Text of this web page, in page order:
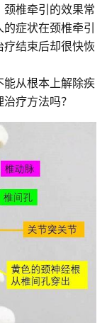
椎牵引的效果常
症状在颈椎牵引
结束后却很快恢
从根本上解除疾
疗方法吗？